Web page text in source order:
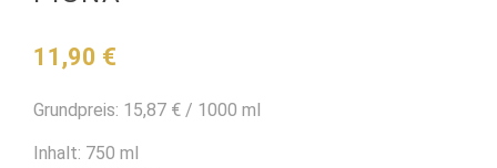
11,90 €
Grundpreis: 15,87 € / 1000 ml
Inhalt: 750 ml